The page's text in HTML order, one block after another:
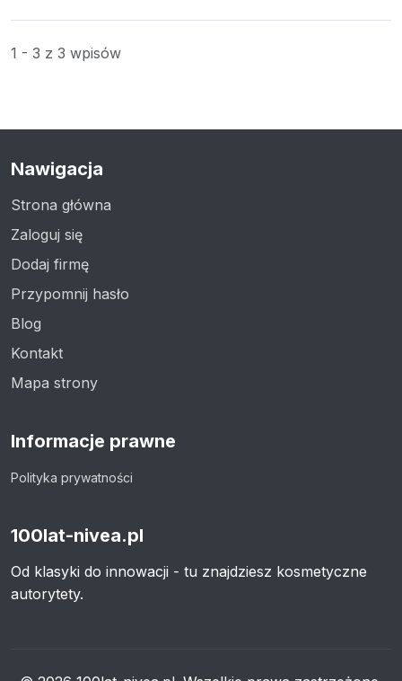
1 - 3 z 3 wpisów
Nawigacja
Strona główna
Zaloguj się
Dodaj firmę
Przypomnij hasło
Blog
Kontakt
Mapa strony
Informacje prawne
Polityka prywatności
100lat-nivea.pl
Od klasyki do innowacji - tu znajdziesz kosmetyczne
autorytety.